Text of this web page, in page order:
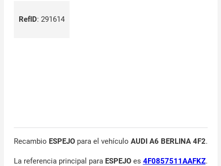
RefID: 291614
Recambio ESPEJOpara el vehículo AUDI A6 BERLINA 4F2.
La referencia principal para ESPEJOes 4F0857511AAFKZ.